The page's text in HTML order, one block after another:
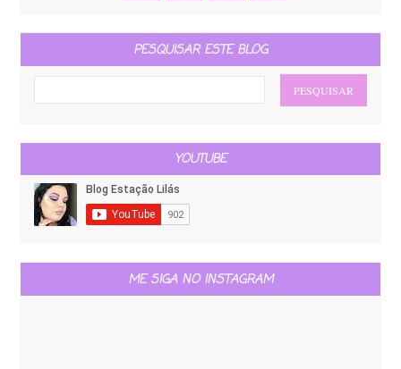
PESQUISAR ESTE BLOG
YOUTUBE
ME SIGA NO INSTAGRAM